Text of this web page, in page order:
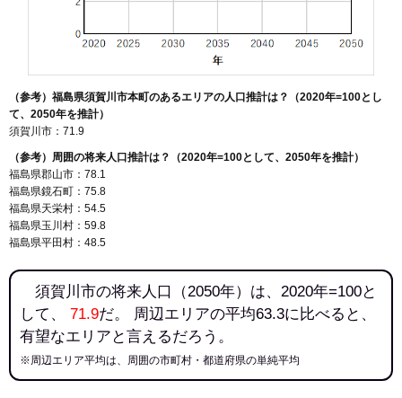
（参考）福島県須賀川市本町のあるエリアの人口推計は？（2020年=100とし
て、2050年を推計）
須賀川市：71.9
（参考）周囲の将来人口推計は？（2020年=100として、2050年を推計）
福島県郡山市：78.1
福島県鏡石町：75.8
福島県天栄村：54.5
福島県玉川村：59.8
福島県平田村：48.5
須賀川市の将来人口（2050年）は、2020年=100と
して、 71.9だ。 周辺エリアの平均63.3に比べると、
有望なエリアと言えるだろう。
※周辺エリア平均は、周囲の市町村・都道府県の単純平均